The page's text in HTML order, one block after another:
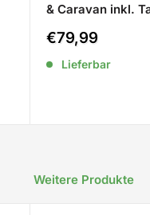
& Caravan inkl.
Sale
Preis
€79,99
Lieferbar
Weitere Produkte